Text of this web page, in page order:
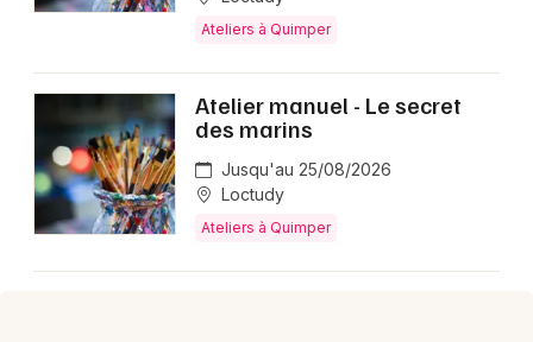
Ateliers à Quimper
Atelier manuel - Le secret
des marins
Jusqu'au 25/08/2026
Loctudy
Ateliers à Quimper